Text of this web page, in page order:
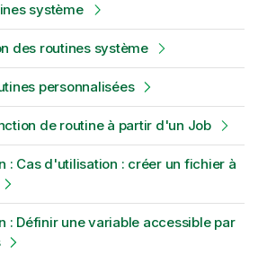
système
des routines système
personnalisées
de routine à partir d'un Job
: Cas d'utilisation : créer un fichier à
: Définir une variable accessible par